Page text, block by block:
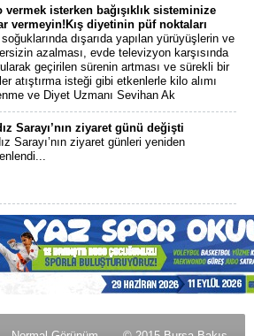
vermek isterken bağışıklık sisteminize
vermeyin!Kış diyetinin püf noktaları
soğuklarında dışarıda yapılan yürüyüşlerin ve
azalması, evde televizyon karşısında
geçirilen sürenin artması ve sürekli bir
atıştırma isteği gibi etkenlerle kilo alımı
ve Diyet Uzmanı Sevihan Ak
Sarayı’nın ziyaret günü değişti
Sarayı’nın ziyaret günleri yeniden